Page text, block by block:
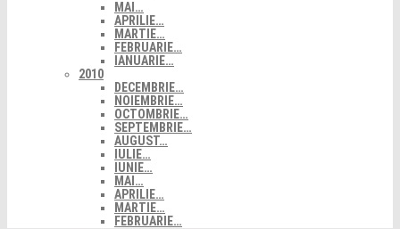
MAI…
APRILIE…
MARTIE…
FEBRUARIE…
IANUARIE…
2010
DECEMBRIE…
NOIEMBRIE…
OCTOMBRIE…
SEPTEMBRIE…
AUGUST…
IULIE…
IUNIE…
MAI…
APRILIE…
MARTIE…
FEBRUARIE…